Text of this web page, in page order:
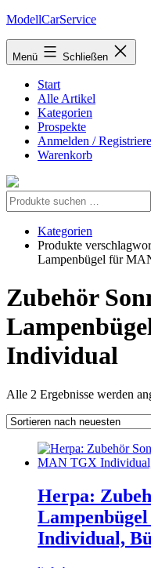
Zum
springen
ModellCarService
Menü Schließen
Start
Alle Artikel
Kategorien
Prospekte
Anmelden /
Warenkorb
Suche
Kategorien
Produkte
Lampenbügel für
Zubehör
Individual
Alle 2 Ergebnisse werden
Herpa:
Individual,